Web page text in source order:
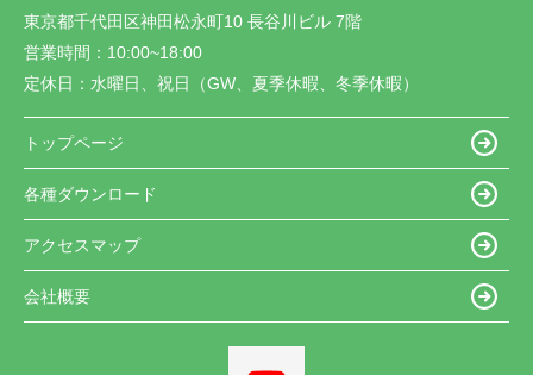
東京都千代田区神田松永町10 長谷川ビル 7階
営業時間： 10:00~18:00
定休日： 水曜日、祝日（GW、夏季休暇、冬季休暇）
トップページ
各種ダウンロード
アクセスマップ
会社概要